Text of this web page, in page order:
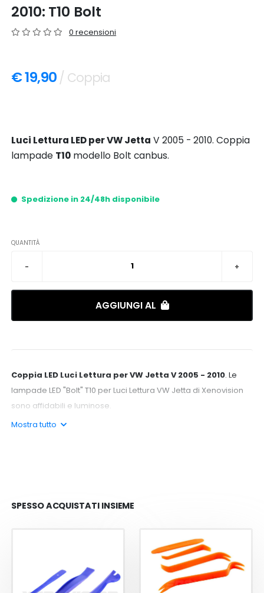
2010: T10 Bolt
0 recensioni
€ 19,90 / Coppia
Luci Lettura LED per VW Jetta V 2005 - 2010. Coppia
lampade T10 modello Bolt canbus.
Spedizione in 24/48h disponibile
QUANTITÀ
AGGIUNGI AL
Coppia LED Luci Lettura per VW Jetta V 2005 - 2010. Le
lampade LED "Bolt" T10 per Luci Lettura VW Jetta di Xenovision
sono affidabili e luminose.
visibilità è fantastica, brillano intensamente di giorno e di notte
sono meravigliosamente intense. Una scelta "a occhi chiusi"
per sostituire definitivamente le tue luci originali e completare
il look dell'auto.
Mostra tutto
SPESSO ACQUISTATI INSIEME